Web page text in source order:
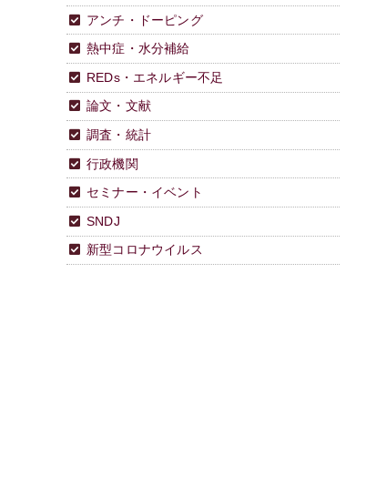
アンチ・ドーピング
熱中症・水分補給
REDs・エネルギー不足
論文・文献
調査・統計
行政機関
セミナー・イベント
SNDJ
新型コロナウイルス